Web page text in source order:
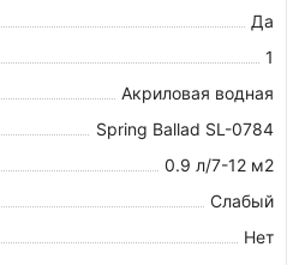
Да
1
Акриловая водная
Spring Ballad SL-0784
0.9 л/7-12 м2
Слабый
Нет